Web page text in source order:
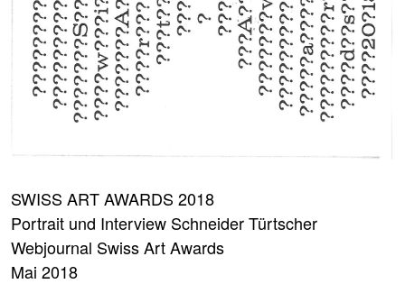
SWISS ART AWARDS 2018
Portrait und Interview Schneider Türtscher
Webjournal Swiss Art Awards
Mai 2018